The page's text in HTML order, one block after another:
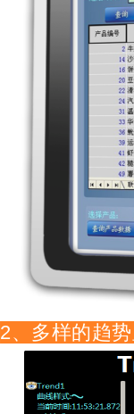
2、多样的趋